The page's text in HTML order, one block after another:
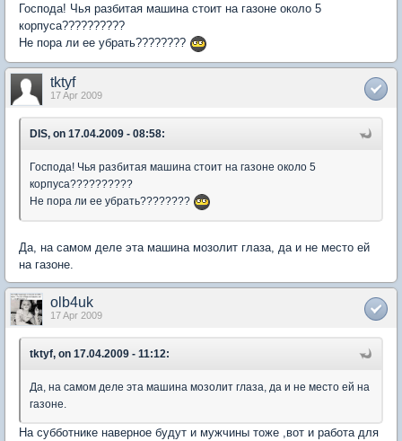
Господа! Чья разбитая машина стоит на газоне около 5
корпуса??????????
Не пора ли ее убрать????????
tktyf
17 Apr 2009
DIS, on 17.04.2009 - 08:58:
Господа! Чья разбитая машина стоит на газоне около 5
корпуса??????????
Не пора ли ее убрать????????
Да, на самом деле эта машина мозолит глаза, да и не место ей
на газоне.
olb4uk
17 Apr 2009
tktyf, on 17.04.2009 - 11:12:
Да, на самом деле эта машина мозолит глаза, да и не место ей на
газоне.
На субботнике наверное будут и мужчины тоже ,вот и работа для